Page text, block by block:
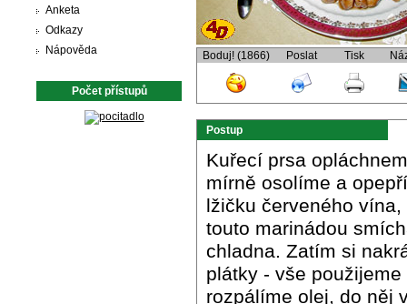
Anketa
Odkazy
Nápověda
Počet přístupů
Boduj! (1866) Poslat Tisk
Postup
Kuřecí prsa
mírně osolíme a
lžičku červeného
touto marinádou
chladna. Zatím si
plátky - vše
rozpálíme olej, do něj